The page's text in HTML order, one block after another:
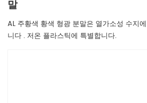
말
AL 주황색 황색 형광 분말은 열가소성 수지
니다 . 저온 플라스틱에 특별합니다.